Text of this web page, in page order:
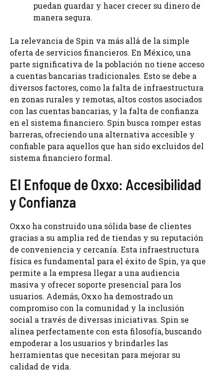
puedan guardar y hacer crecer su dinero de
manera segura.
La relevancia de Spin va más allá de la simple
oferta de servicios financieros. En México, una
parte significativa de la población no tiene acceso
a cuentas bancarias tradicionales. Esto se debe a
diversos factores, como la falta de infraestructura
en zonas rurales y remotas, altos costos asociados
con las cuentas bancarias, y la falta de confianza
en el sistema financiero. Spin busca romper estas
barreras, ofreciendo una alternativa accesible y
confiable para aquellos que han sido excluidos del
sistema financiero formal.
El Enfoque de Oxxo: Accesibilidad
y Confianza
Oxxo ha construido una sólida base de clientes
gracias a su amplia red de tiendas y su reputación
de conveniencia y cercanía. Esta infraestructura
física es fundamental para el éxito de Spin, ya que
permite a la empresa llegar a una audiencia
masiva y ofrecer soporte presencial para los
usuarios. Además, Oxxo ha demostrado un
compromiso con la comunidad y la inclusión
social a través de diversas iniciativas. Spin se
alinea perfectamente con esta filosofía, buscando
empoderar a los usuarios y brindarles las
herramientas que necesitan para mejorar su
calidad de vida.